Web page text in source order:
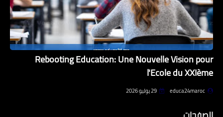
Rebooting Education: Une Nouvelle Vision pour
l'Ecole du XXIème
educa24maroc 29 يوليو 2026